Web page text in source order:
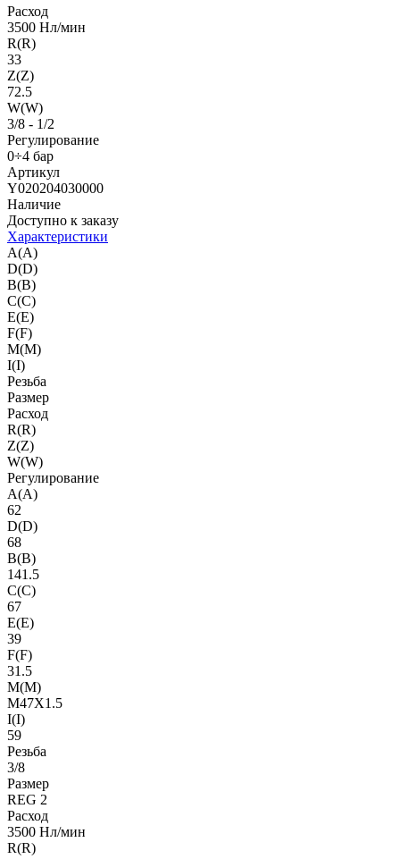
Расход
3500 Нл/мин
R(R)
33
Z(Z)
72.5
W(W)
3/8 - 1/2
Регулирование
0÷4 бар
Артикул
Y020204030000
Наличие
Доступно к заказу
Характеристики
A(A)
D(D)
B(B)
C(C)
E(E)
F(F)
M(M)
I(I)
Резьба
Размер
Расход
R(R)
Z(Z)
W(W)
Регулирование
A(A)
62
D(D)
68
B(B)
141.5
C(C)
67
E(E)
39
F(F)
31.5
M(M)
M47X1.5
I(I)
59
Резьба
3/8
Размер
REG 2
Расход
3500 Нл/мин
R(R)